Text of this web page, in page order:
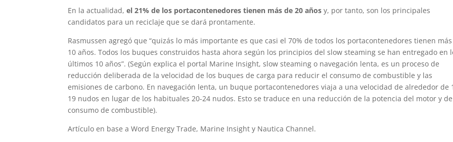
En la actualidad,el 21% de los portacontenedores tienen más de 20 años y, por tanto, son los principales
candidatos para un reciclaje que se dará prontamente.
Rasmussen agregó que “quizás lo más importante es que casi el 70% de todos los portacontenedores tienen
10 años. Todos los buques construidos hasta ahora según los principios del slow steaming se han entregado en
últimos 10 años”. (Según explica el portal Marine Insight, slow steaming o navegación lenta, es un proceso de
reducción deliberada de la velocidad de los buques de carga para reducir el consumo de combustible y las
emisiones de carbono. En navegación lenta, un buque portacontenedores viaja a una velocidad de alrededor de
19 nudos en lugar de los habituales 20-24 nudos. Esto se traduce en una reducción de la potencia del motor y
consumo de combustible).
Artículo en base a Word Energy Trade, Marine Insight y Nautica Channel.